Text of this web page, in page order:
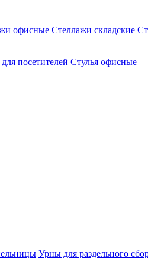
офисные Стеллажи складские
посетителей Стулья офисные
Урны для раздельного